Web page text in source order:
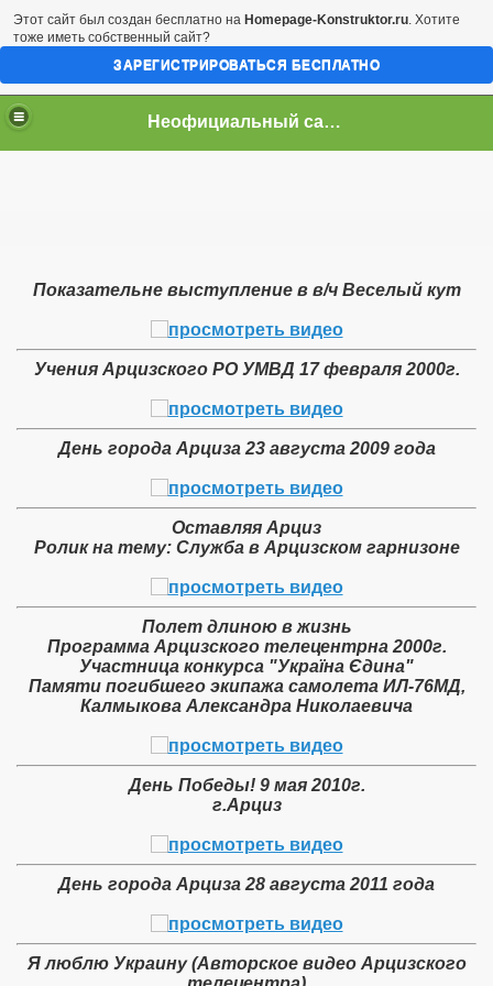
Неофициальный сайт город Арциз
Показательне выступление в в/ч Веселый кут
Учения Арцизского РО УМВД 17 февраля 2000г.
День города Арциза 23 августа 2009 года
Оставляя Арциз
Ролик на тему: Служба в Арцизском гарнизоне
Полет длиною в жизнь
Программа Арцизского телецентрна 2000г.
Участница конкурса "Україна Єдина"
Памяти погибшего экипажа самолета ИЛ-76МД,
Калмыкова Александра Николаевича
День Победы! 9 мая 2010г.
г.Арциз
День города Арциза 28 августа 2011 года
Я люблю Украину (Авторское видео Арцизского
Этот сайт был создан бесплатно на Homepage-Konstruktor.ru. Хотите
тоже иметь собственный сайт?
ЗАРЕГИСТРИРОВАТЬСЯ БЕСПЛАТНО